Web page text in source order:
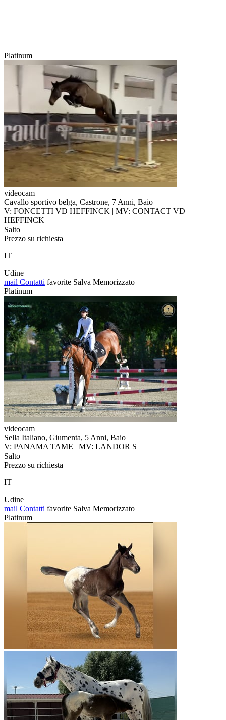
Platinum
videocam
Cavallo sportivo belga, Castrone, 7 Anni, Baio
V: FONCETTI VD HEFFINCK | MV: CONTACT VD
HEFFINCK
Salto
Prezzo su richiesta
IT
Udine
mail Contatti favorite Salva Memorizzato
Platinum
videocam
Sella Italiano, Giumenta, 5 Anni, Baio
V: PANAMA TAME | MV: LANDOR S
Salto
Prezzo su richiesta
IT
Udine
mail Contatti favorite Salva Memorizzato
Platinum